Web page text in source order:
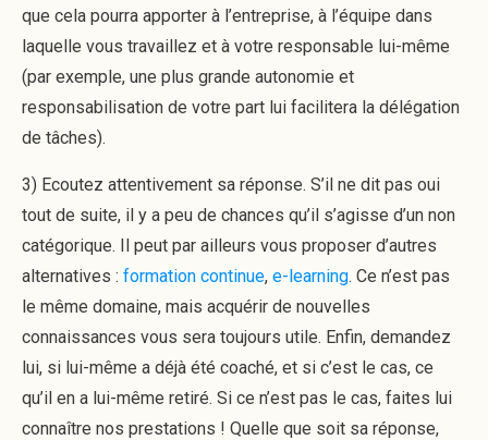
que cela pourra apporter à l’entreprise, à l’équipe dans
laquelle vous travaillez et à votre responsable lui-même
(par exemple, une plus grande autonomie et
responsabilisation de votre part lui facilitera la délégation
de tâches).
3) Ecoutez attentivement sa réponse. S’il ne dit pas oui
tout de suite, il y a peu de chances qu’il s’agisse d’un non
catégorique. Il peut par ailleurs vous proposer d’autres
alternatives : formation continue, e-learning. Ce n’est pas
le même domaine, mais acquérir de nouvelles
connaissances vous sera toujours utile. Enfin, demandez
lui, si lui-même a déjà été coaché, et si c’est le cas, ce
qu’il en a lui-même retiré. Si ce n’est pas le cas, faites lui
connaître nos prestations ! Quelle que soit sa réponse,